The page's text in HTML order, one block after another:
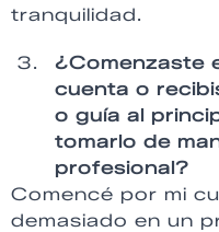
tranquilidad.
¿Comenzaste
cuenta o
o guía al
tomarlo de
profesional?
Comencé por mi
demasiado en un